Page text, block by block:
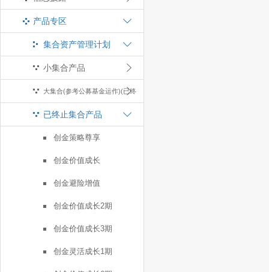
产品专区
集合资产管理计划
小集合产品
大集合(参考公募基金运作)(已终
止)
已终止集合产品
创金策略尊享
创金价值成长
创金避险增值
创金价值成长2期
创金价值成长3期
创金灵活成长1期